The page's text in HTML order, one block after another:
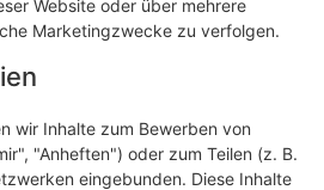
Website oder über mehrere
Marketingzwecke zu verfolgen.
wir Inhalte zum Bewerben von
"Anheften") oder zum Teilen (z. B.
eingebunden. Diese Inhalte